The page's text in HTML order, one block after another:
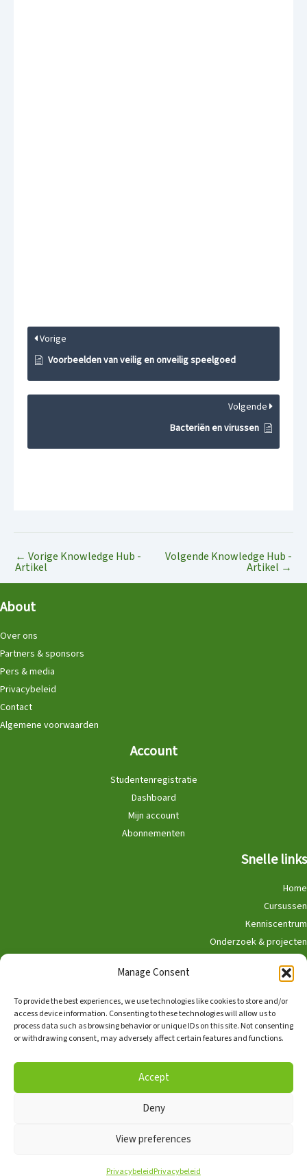
Manage Consent
To provide the best experiences, we use technologies like cookies to store and/or
access device information. Consenting to these technologies will allow us to
process data such as browsing behavior or unique IDs on this site. Not consenting
or withdrawing consent, may adversely affect certain features and functions.
Accept
Deny
View preferences
PrivacybeleidPrivacybeleid
Vorige
Voorbeelden van veilig en onveilig speelgoed
Volgende
Bacteriën en virussen
← Vorige Knowledge Hub -
Artikel
Volgende Knowledge Hub -
Artikel →
About
Over ons
Partners & sponsors
Pers & media
Privacybeleid
Contact
Algemene voorwaarden
Account
Studentenregistratie
Dashboard
Mijn account
Abonnementen
Snelle links
Home
Cursussen
Kenniscentrum
Onderzoek & projecten
Doe mee
Winkel
English Nederlands
Copyright © 2026, Alle rechten voorbehouden,
Program